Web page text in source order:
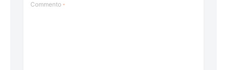
Commento *